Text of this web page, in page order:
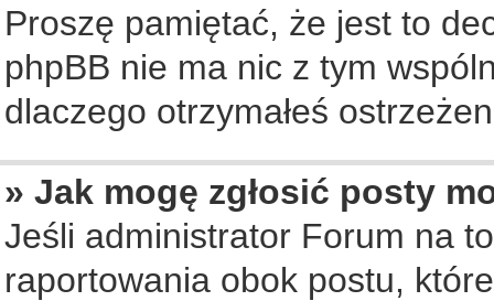
Proszę pamiętać, że jest to
phpBB nie ma nic z tym
dlaczego otrzymałeś
» Jak mogę zgłosić posty
Jeśli administrator Forum na
raportowania obok postu,